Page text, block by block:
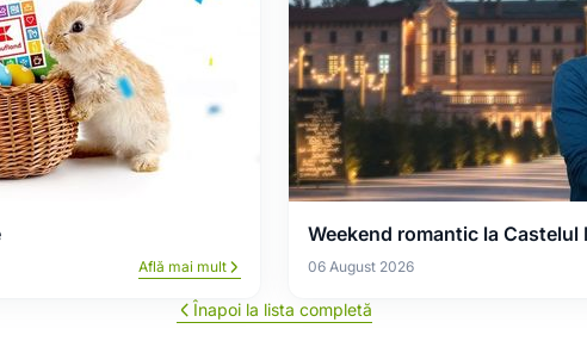
Află mai mult
Weekend romantic la Castelul
06 August 2026
Înapoi la lista completă